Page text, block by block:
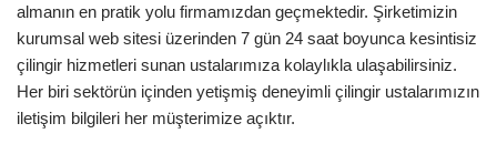
almanın en pratik yolu firmamızdan geçmektedir. Şirketimizin
kurumsal web sitesi üzerinden 7 gün 24 saat boyunca kesintisiz
çilingir hizmetleri sunan ustalarımıza kolaylıkla ulaşabilirsiniz.
Her biri sektörün içinden yetişmiş deneyimli çilingir ustalarımızın
iletişim bilgileri her müşterimize açıktır.